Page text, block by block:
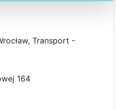
Transport -
164